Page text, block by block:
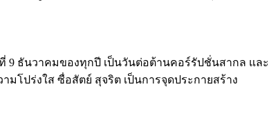
9 ธันวาคมของทุกปี เป็นวันต่อต้านคอร์รัปชั่นสากล และ
ปร่งใส ซื่อสัตย์ สุจริต เป็นการจุดประกายสร้าง